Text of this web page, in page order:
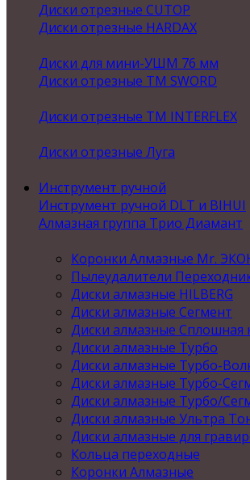
Диски отрезные CUTOP
Диски отрезные HARDAX
Диски для мини-УШМ 76 мм
Диски отрезные ТМ SWORD
Диски отрезные ТМ INTERFLEX
Диски отрезные Луга
Инструмент ручной
Инструмент ручной DLT и BIHUI
Алмазная группа Трио Диамант
Коронки Алмазные Mr.
Пылеудалители
Диски алмазные HILBERG
Диски алмазные Сегмент
Диски алмазные Сплошная
Диски алмазные Турбо
Диски алмазные Турбо-
Диски алмазные Турбо-
Диски алмазные Турбо/
Диски алмазные Ультра
Диски алмазные для
Кольца переходные
Коронки Алмазные